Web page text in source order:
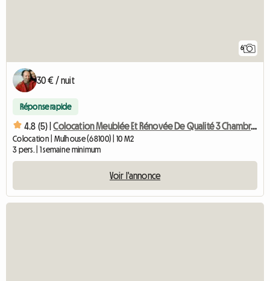
6
30 € / nuit
Réponse rapide
4.8 (5) | Colocation Meublée Et Rénovée De Qualité 3 Chambres
Colocation | Mulhouse (68100) | 10 M2
3 pers. | 1 semaine minimum
Voir l'annonce